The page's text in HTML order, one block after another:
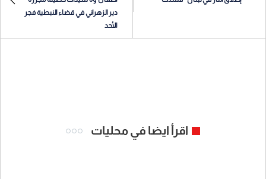
دير الزهراني في قضاء النبطية فجر
الأحد
اقرأ ايضا في محليات